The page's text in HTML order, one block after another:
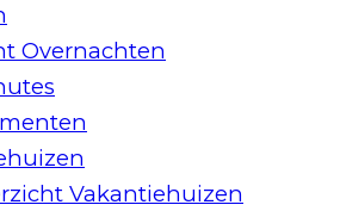
Overnachten
Vakantiehuizen